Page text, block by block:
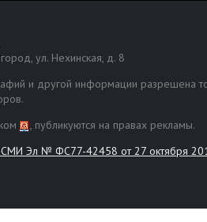
ул. Нехинская, д. 8
и другой информации разрешена
, публикуются на правах рекламы.
СМИ Эл № ФС77-42458 от 27 октября